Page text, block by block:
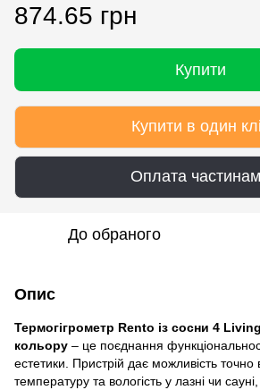
874.65 грн
Купити
Купити в один
Оплата
До обраного
Опис
Термогігрометр Rento із сосни 4
кольору – це поєднання
естетики. Пристрій дає можливість точно
температуру та вологість у лазні чи